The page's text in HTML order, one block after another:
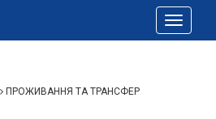
Toggle
ПРОЖИВАННЯ ТА ТРАНСФЕР